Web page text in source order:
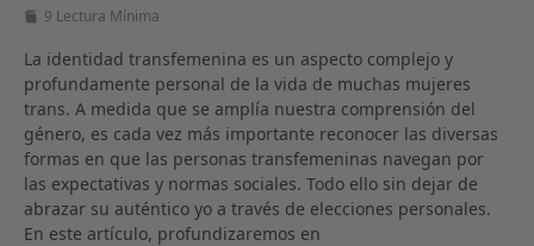
9 Lectura Mínima
La identidad transfemenina es un aspecto complejo y
profundamente personal de la vida de muchas mujeres
trans. A medida que se amplía nuestra comprensión del
género, es cada vez más importante reconocer las diversas
formas en que las personas transfemeninas navegan por
las expectativas y normas sociales. Todo ello sin dejar de
abrazar su auténtico yo a través de elecciones personales.
En este artículo, profundizaremos en